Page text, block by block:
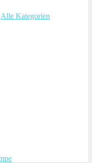
Alle Kategorien